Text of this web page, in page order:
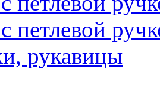
петлевой
рукавицы